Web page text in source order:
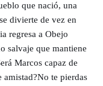
que nació, una
divierte de vez en
regresa a Obejo
salvaje que mantiene
Marcos capaz de
amistad?No te pierdas